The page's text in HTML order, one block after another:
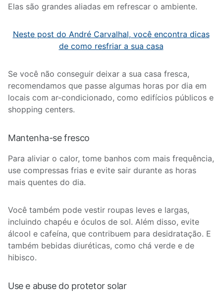
Elas são grandes aliadas em refrescar o ambiente.
Neste post do André Carvalhal, você encontra dicas
de como resfriar a sua casa
Se você não conseguir deixar a sua casa fresca,
recomendamos que passe algumas horas por dia em
locais com ar-condicionado, como edifícios públicos e
shopping centers.
Mantenha-se fresco
Para aliviar o calor, tome banhos com mais frequência,
use compressas frias e evite sair durante as horas
mais quentes do dia.
Você também pode vestir roupas leves e largas,
incluindo chapéu e óculos de sol. Além disso, evite
álcool e cafeína, que contribuem para desidratação. E
também bebidas diuréticas, como chá verde e de
hibisco.
Use e abuse do protetor solar